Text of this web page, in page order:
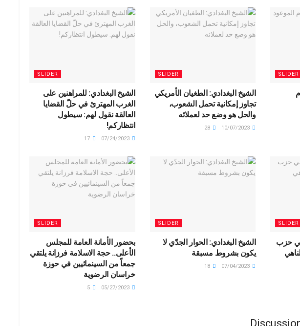
t
n
A
p
p
e
n
dl
a
m
o
M
SLIDER
SLIDER
الشيخ البغدادي: الطغيان الأمريكي
تجاوز إمكانية تحمل الشعوب،
والحل هو وضع حد لعملائه
SLIDER
الشيخ البغدادي: للمراهنين على
الغرب المهترئ في حلّ القضايا
العالقة نقول لهم: سيطول
انتظاركم!
07/24/2023
17
SLIDER
حزب
SLIDER
الشيخ البغدادي: الحوار الجدّي لا
يكون بشروط مسبقة
SLIDER
بحضور الأمانة العامة للمجلس
الأعلى.. حجة الاسلامة فرزانة يلتقي
جمعاً من السينمائيين في حوزة
خراسان الرضوية
05/27/2023
5